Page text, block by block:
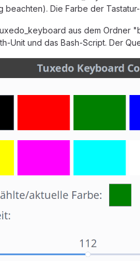
beachten). Die Farbe der
aus dem Ordner
Unit und das Bash-Script. Der